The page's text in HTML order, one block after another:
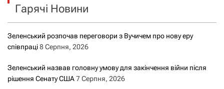
Гарячі Новини
Зеленський розпочав переговори з Вучичем про нову еру
співпраці8 Серпня, 2026
Зеленський назвав головну умову для закінчення війни після
рішення Сенату США7 Серпня, 2026